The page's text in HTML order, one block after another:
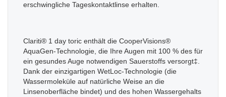
erschwingliche Tageskontaktlinse erhalten.
Clariti® 1 day toric enthält die CooperVisions®
AquaGen-Technologie, die Ihre Augen mit 100 % des für
ein gesundes Auge notwendigen Sauerstoffs versorgt‡.
Dank der einzigartigen WetLoc-Technologie (die
Wassermoleküle auf natürliche Weise an die
Linsenoberfläche bindet) und des hohen Wassergehalts